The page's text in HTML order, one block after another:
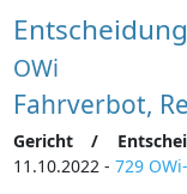
OWi
Fahrverbot,
Gericht /
11.10.2022 - 729